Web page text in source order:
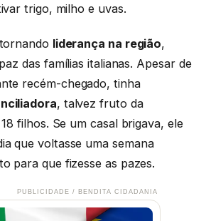
trigo, milho e uvas.
liderança na região,
das famílias italianas. Apesar de
recém-chegado, tinha
, talvez fruto da
filhos. Se um casal brigava, ele
que voltasse uma semana
para que fizesse as pazes.
PUBLICIDADE / BENDITA CIDADANIA